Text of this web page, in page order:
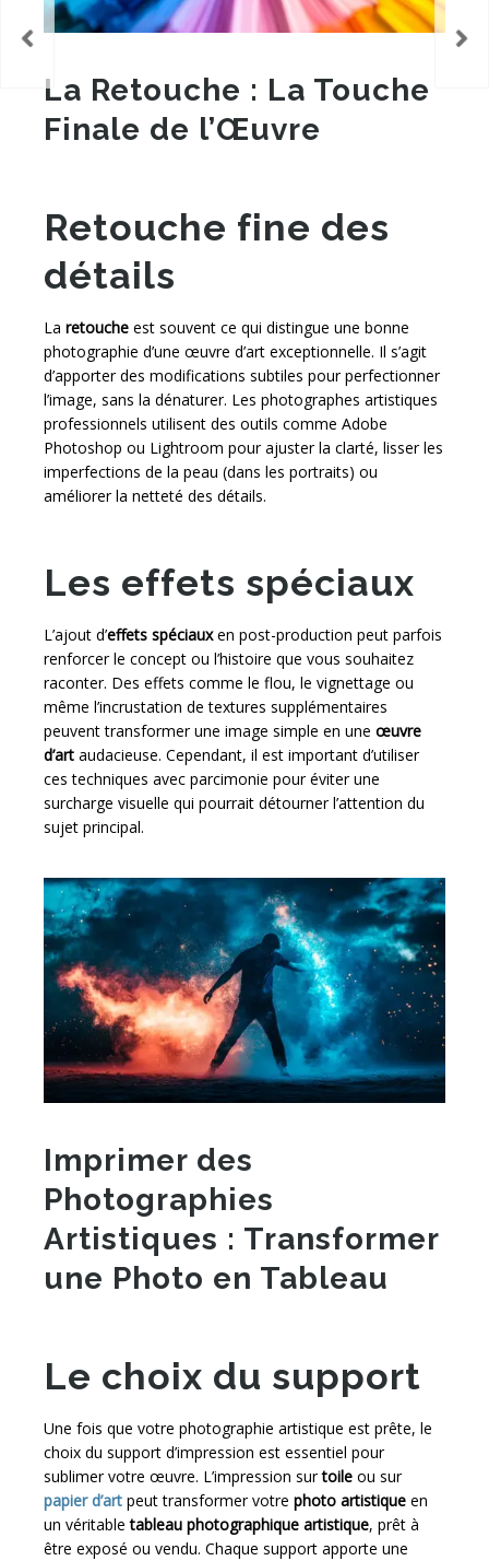
La Retouche : La Touche
Finale de l’Œuvre
Retouche fine des
détails
La retouche est souvent ce qui distingue une bonne
photographie d’une œuvre d’art exceptionnelle. Il s’agit
d’apporter des modifications subtiles pour perfectionner
l’image, sans la dénaturer. Les photographes artistiques
professionnels utilisent des outils comme Adobe
Photoshop ou Lightroom pour ajuster la clarté, lisser les
imperfections de la peau (dans les portraits) ou
améliorer la netteté des détails.
Les effets spéciaux
L’ajout d’effets spéciauxen post-production peut parfois
renforcer le concept ou l’histoire que vous souhaitez
raconter. Des effets comme le flou, le vignettage ou
même l’incrustation de textures supplémentaires
peuvent transformer une image simple en une œuvre
d’art audacieuse. Cependant, il est important d’utiliser
ces techniques avec parcimonie pour éviter une
surcharge visuelle qui pourrait détourner l’attention du
sujet principal.
Imprimer des
Photographies
Artistiques : Transformer
une Photo en Tableau
Le choix du support
Une fois que votre photographie artistique est prête, le
choix du support d’impression est essentiel pour
sublimer votre œuvre. L’impression surtoile ou sur
papier d’art peut transformer votre photo artistique en
un véritabletableau photographique artistique, prêt à
être exposé ou vendu. Chaque support apporte une